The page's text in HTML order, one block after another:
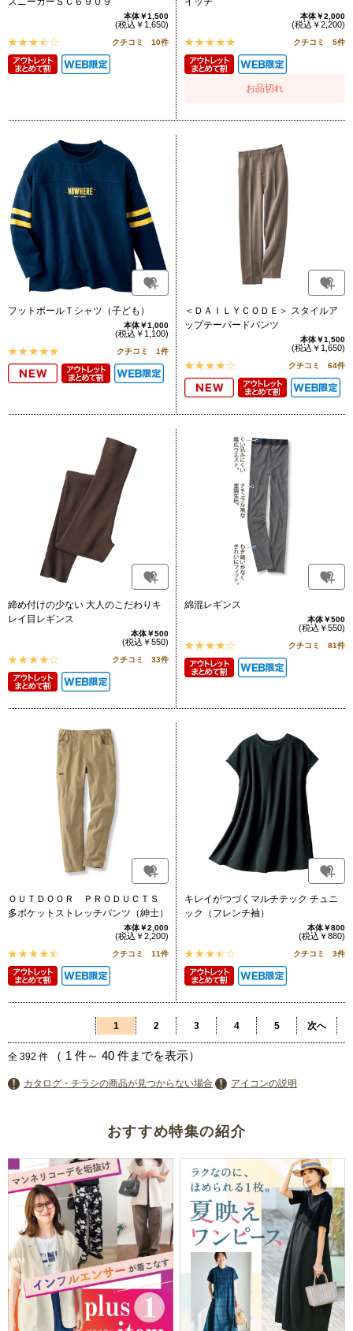
本体￥1,500
(税込￥1,650)
クチコミ 10件
本体￥2,000
(税込￥2,200)
クチコミ 5件
お品切れ
フットボールＴシャツ（子ども）
本体￥1,000
(税込￥1,100)
クチコミ 1件
＜ＤＡＩＬＹＣＯＤＥ＞ スタイルア
ップテーパードパンツ
本体￥1,500
(税込￥1,650)
クチコミ 64件
締め付けの少ない 大人のこだわりキ
レイ目レギンス
本体￥500
(税込￥550)
クチコミ 33件
綿混レギンス
本体￥500
(税込￥550)
クチコミ 81件
ＯＵＴＤＯＯＲ ＰＲＯＤＵＣＴＳ
多ポケットストレッチパンツ（紳士）
本体￥2,000
(税込￥2,200)
クチコミ 11件
キレイがつづくマルチテック チュニ
ック（フレンチ袖）
本体￥800
(税込￥880)
クチコミ 3件
1 2 3 4 5 次へ
全 392 件 （ 1 件～ 40 件までを表示）
カタログ・チラシの商品が見つからない場合 アイコンの説明
おすすめ特集の紹介